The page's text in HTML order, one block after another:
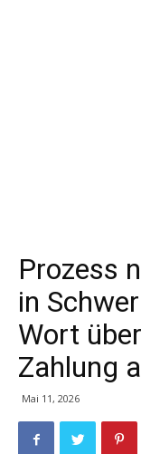
Prozess
in
Wort
Zahlung
Mai 11, 2026